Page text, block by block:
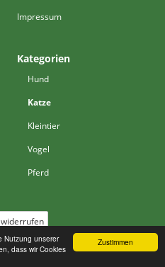
Zustimmen
Nutzung unserer
dass wir Cookies
Impressum
Kategorien
Hund
Katze
Kleintier
Vogel
Pferd
zzgl. ggf.